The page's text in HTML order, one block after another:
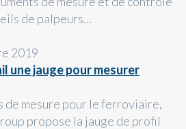
de palpeurs...
2019
une jauge pour mesurer
de mesure pour le ferroviaire,
propose la jauge de profil